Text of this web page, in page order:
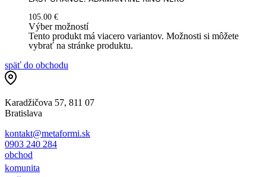
105.00 €
Výber možností
Tento produkt má viacero variantov. Možnosti si môžete
vybrať na stránke produktu.
späť do obchodu
Karadžičova 57, 811 07
Bratislava
kontakt@metaformi.sk
0903 240 284
obchod
komunita